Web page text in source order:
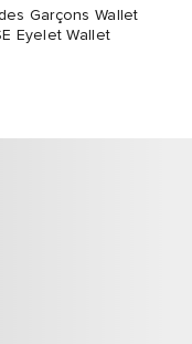
Garçons Wallet
Eyelet Wallet